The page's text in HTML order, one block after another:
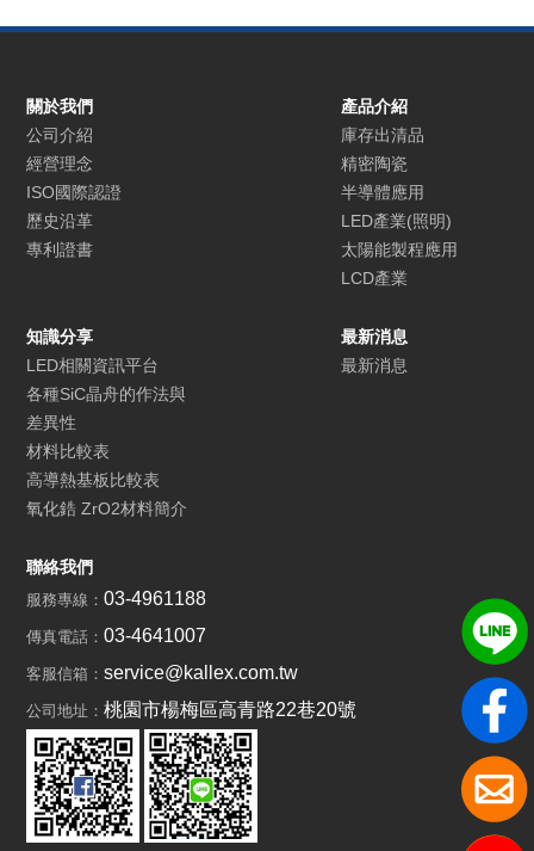
關於我們
公司介紹
經營理念
ISO國際認證
歷史沿革
專利證書
產品介紹
庫存出清品
精密陶瓷
半導體應用
LED產業(照明)
太陽能製程應用
LCD產業
知識分享
LED相關資訊平台
各種SiC晶舟的作法與
差異性
材料比較表
高導熱基板比較表
氧化鋯 ZrO2材料簡介
最新消息
最新消息
聯絡我們
服務專線：03-4961188
傳真電話：03-4641007
客服信箱：service@kallex.com.tw
公司地址：桃園市楊梅區高青路22巷20號